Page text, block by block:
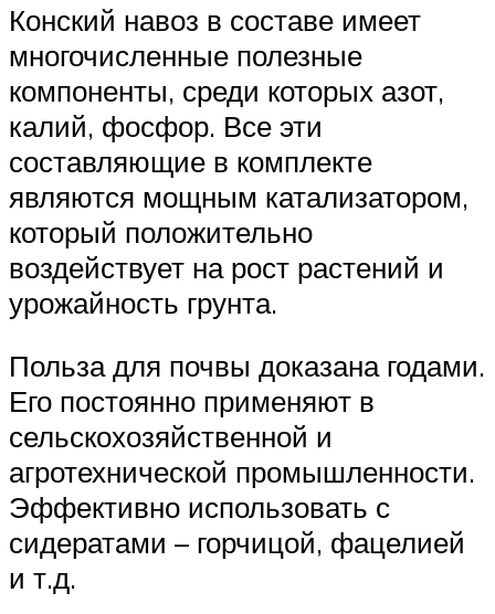
Конский навоз в составе имеет
многочисленные полезные
компоненты, среди которых азот,
калий, фосфор. Все эти
составляющие в комплекте
являются мощным катализатором,
который положительно
воздействует на рост растений и
урожайность грунта.
Польза для почвы доказана годами.
Его постоянно применяют в
сельскохозяйственной и
агротехнической промышленности.
Эффективно использовать с
сидератами – горчицой, фацелией
и т.д.